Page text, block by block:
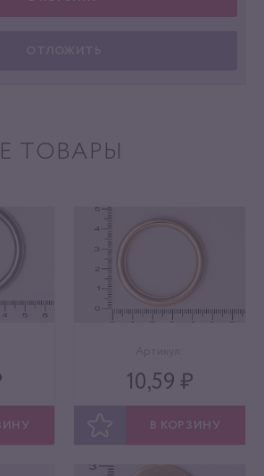
ТОВАРЫ
10,59 ₽
В КОРЗИНУ